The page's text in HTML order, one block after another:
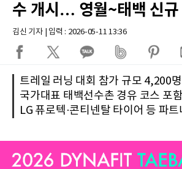
수 개시… 영월~태백 신규
김신 기자 | 입력 : 2026-05-11 13:36
트레일 러닝 대회 참가 규모 4,200
국가대표 태백선수촌 경유 코스 포함
LG 퓨로텍·콘티넨탈 타이어 등 파트